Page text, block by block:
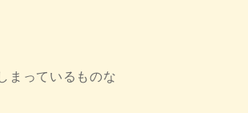
まっているものな